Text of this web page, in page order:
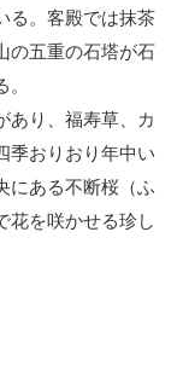
る。客殿では抹茶
の五重の石塔が石
あり、福寿草、カ
季おりおり年中い
にある不断桜（ふ
花を咲かせる珍し